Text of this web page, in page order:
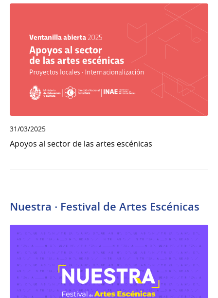
31/03/2025
Apoyos al sector de las artes escénicas
Nuestra · Festival de Artes Escénicas